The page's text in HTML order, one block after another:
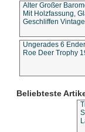
Alter Großer
Mit Holzfassung,
Geschliffen
Ungerades 6
Roe Deer Trophy
Beliebteste